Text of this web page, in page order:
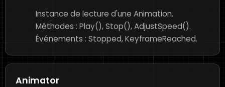
Instance de lecture d'une Animation.
Méthodes : Play(), Stop(), AdjustSpeed().
Événements : Stopped, KeyframeReached.
Animator